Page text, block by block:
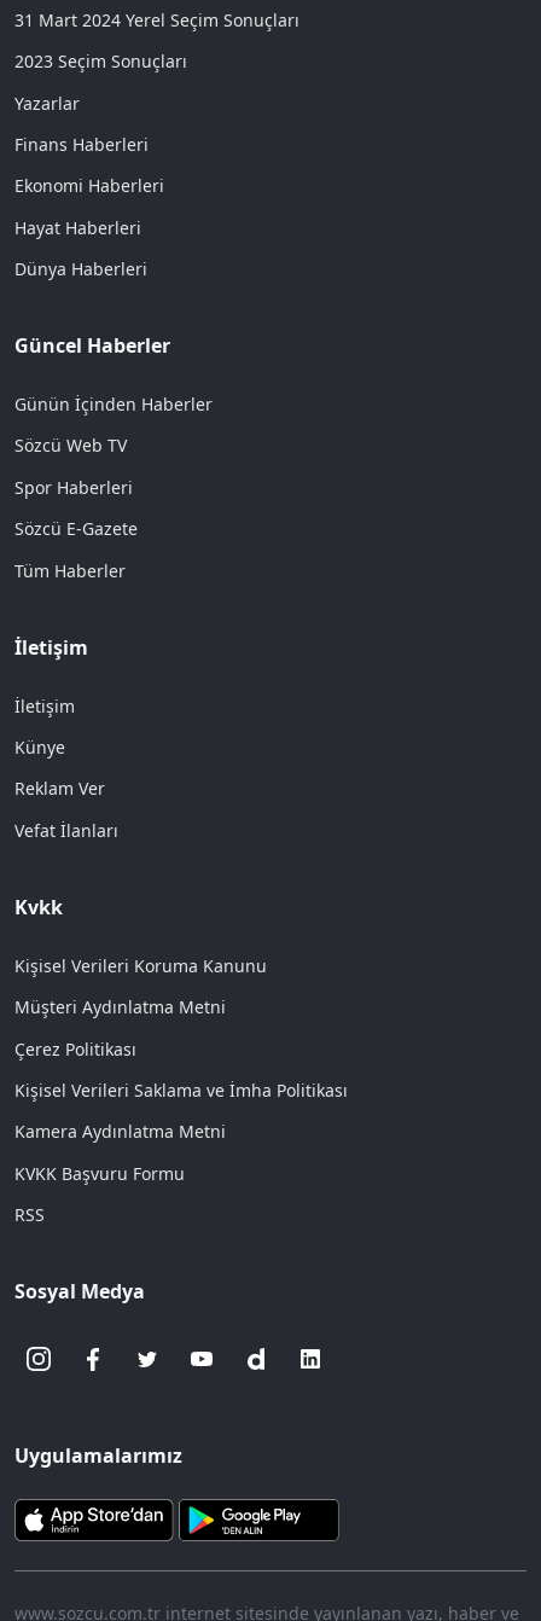
31 Mart 2024 Yerel Seçim Sonuçları
2023 Seçim Sonuçları
Yazarlar
Finans Haberleri
Ekonomi Haberleri
Hayat Haberleri
Dünya Haberleri
Güncel Haberler
Günün İçinden Haberler
Sözcü Web TV
Spor Haberleri
Sözcü E-Gazete
Tüm Haberler
İletişim
İletişim
Künye
Reklam Ver
Vefat İlanları
Kvkk
Kişisel Verileri Koruma Kanunu
Müşteri Aydınlatma Metni
Çerez Politikası
Kişisel Verileri Saklama ve İmha Politikası
Kamera Aydınlatma Metni
KVKK Başvuru Formu
RSS
Sosyal Medya
Uygulamalarımız
www.sozcu.com.tr internet sitesinde yayınlanan yazı, haber ve